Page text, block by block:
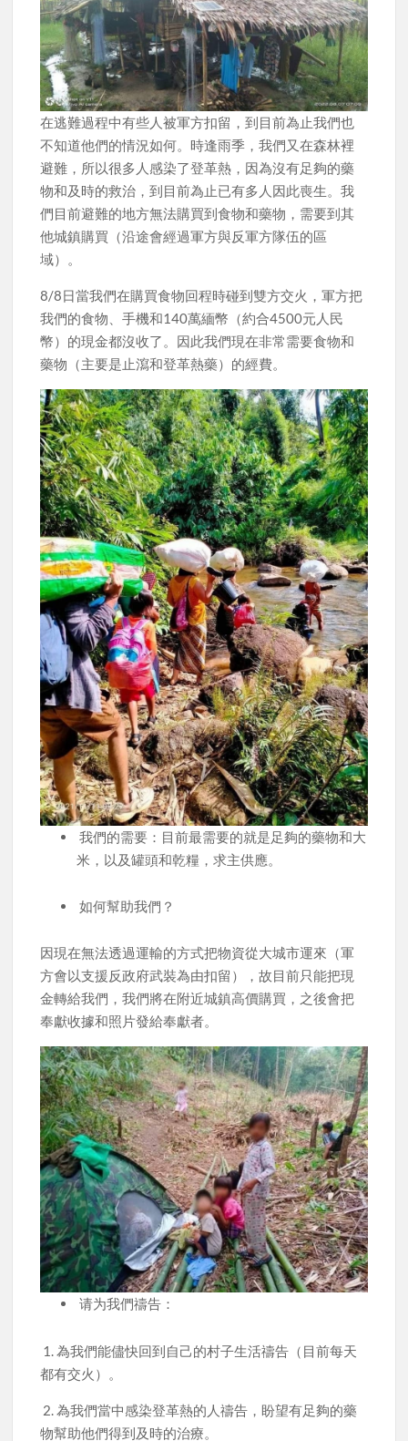
在逃難過程中有些人被軍方扣留，到目前為止我們也
不知道他們的情況如何。時逢雨季，我們又在森林裡
避難，所以很多人感染了登革熱，因為沒有足夠的藥
物和及時的救治，到目前為止已有多人因此喪生。我
們目前避難的地方無法購買到食物和藥物，需要到其
他城鎮購買（沿途會經過軍方與反軍方隊伍的區
域）。
8/8日當我們在購買食物回程時碰到雙方交火，軍方把
我們的食物、手機和140萬緬幣（約合4500元人民
幣）的現金都沒收了。因此我們現在非常需要食物和
藥物（主要是止瀉和登革熱藥）的經費。
我們的需要：目前最需要的就是足夠的藥物和大
米，以及罐頭和乾糧，求主供應。
如何幫助我們？
因現在無法透過運輸的方式把物資從大城市運來（軍
方會以支援反政府武裝為由扣留），故目前只能把現
金轉給我們，我們將在附近城鎮高價購買，之後會把
奉獻收據和照片發給奉獻者。
请为我們禱告：
1. 為我們能儘快回到自己的村子生活禱告（目前每天
都有交火）。
2. 為我們當中感染登革熱的人禱告，盼望有足夠的藥
物幫助他們得到及時的治療。